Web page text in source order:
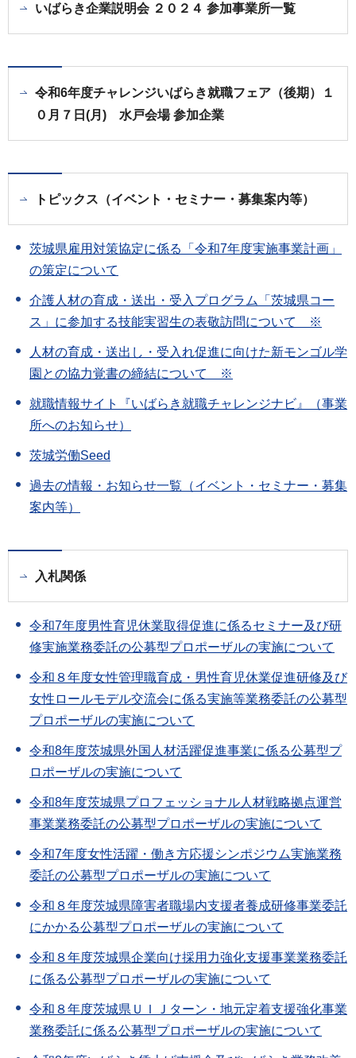
いばらき企業説明会 ２０２４ 参加事業所一覧
令和6年度チャレンジいばらき就職フェア（後期）１
０月７日(月) 水戸会場 参加企業
トピックス（イベント・セミナー・募集案内等）
茨城県雇用対策協定に係る「令和7年度実施事業計画」
の策定について
介護人材の育成・送出・受入プログラム「茨城県コー
ス」に参加する技能実習生の表敬訪問について ※
人材の育成・送出し・受入れ促進に向けた新モンゴル学
園との協力覚書の締結について ※
就職情報サイト『いばらき就職チャレンジナビ』（事業
所へのお知らせ）
茨城労働Seed
過去の情報・お知らせ一覧（イベント・セミナー・募集
案内等）
入札関係
令和7年度男性育児休業取得促進に係るセミナー及び研
修実施業務委託の公募型プロポーザルの実施について
令和８年度女性管理職育成・男性育児休業促進研修及び
女性ロールモデル交流会に係る実施等業務委託の公募型
プロポーザルの実施について
令和8年度茨城県外国人材活躍促進事業に係る公募型プ
ロポーザルの実施について
令和8年度茨城県プロフェッショナル人材戦略拠点運営
事業業務委託の公募型プロポーザルの実施について
令和7年度女性活躍・働き方応援シンポジウム実施業務
委託の公募型プロポーザルの実施について
令和８年度茨城県障害者職場内支援者養成研修事業委託
にかかる公募型プロポーザルの実施について
令和８年度茨城県企業向け採用力強化支援事業業務委託
に係る公募型プロポーザルの実施について
令和８年度茨城県ＵＩＪターン・地元定着支援強化事業
業務委託に係る公募型プロポーザルの実施について